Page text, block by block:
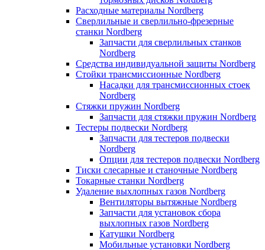
Расходные материалы Nordberg
Сверлильные и сверлильно-фрезерные
станки Nordberg
Запчасти для сверлильных станков
Nordberg
Средства индивидуальной защиты Nordberg
Стойки трансмиссионные Nordberg
Насадки для трансмиссионных стоек
Nordberg
Стяжки пружин Nordberg
Запчасти для стяжки пружин Nordberg
Тестеры подвески Nordberg
Запчасти для тестеров подвески
Nordberg
Опции для тестеров подвески Nordberg
Тиски слесарные и станочные Nordberg
Токарные станки Nordberg
Удаление выхлопных газов Nordberg
Вентиляторы вытяжные Nordberg
Запчасти для установок сбора
выхлопных газов Nordberg
Катушки Nordberg
Мобильные установки Nordberg